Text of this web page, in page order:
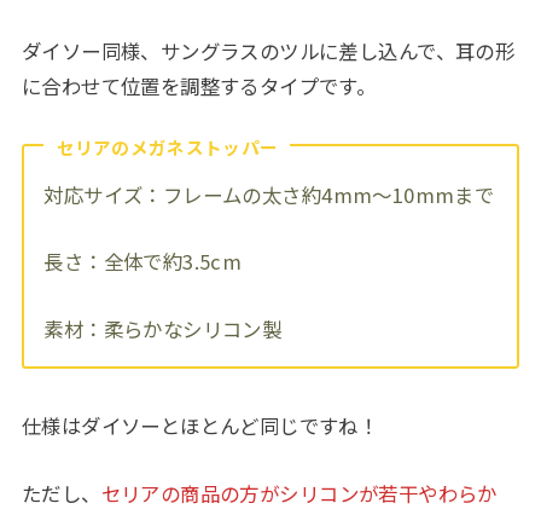
ダイソー同様、サングラスのツルに差し込んで、耳の形
に合わせて位置を調整するタイプです。
セリアのメガネストッパー
対応サイズ：フレームの太さ約4mm～10mmまで
長さ：全体で約3.5cm
素材：柔らかなシリコン製
仕様はダイソーとほとんど同じですね！
ただし、 セリアの商品の方がシリコンが若干やわらか